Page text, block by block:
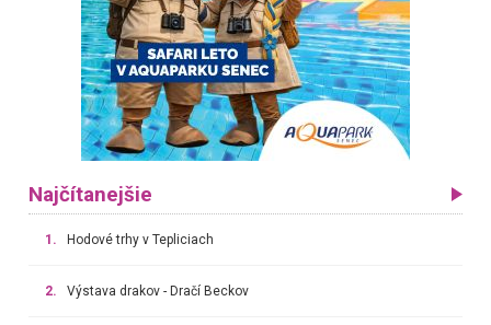
Najčítanejšie
1. Hodové trhy v Tepliciach
2. Výstava drakov - Dračí Beckov